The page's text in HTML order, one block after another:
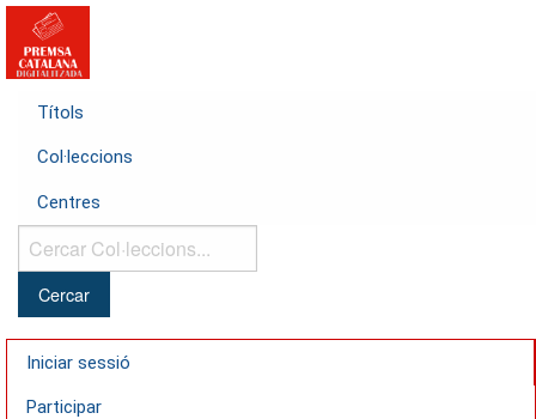
Títols
Col·leccions
Centres
Cercar
Col·leccions...
Iniciar sessió
Participar